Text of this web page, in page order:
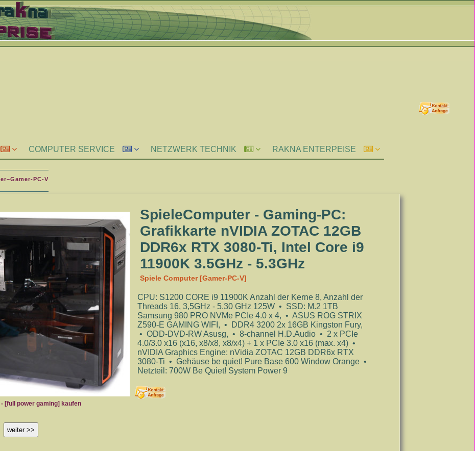
COMPUTER SERVICE NETZWERK TECHNIK RAKNA ENTERPEISE
PC-V
[full power gaming] kaufen
weiter >>
SpieleComputer - Gaming-PC:
Grafikkarte nVIDIA ZOTAC 12GB
DDR6x RTX 3080-Ti, Intel Core i9
11900K 3.5GHz - 5.3GHz
Spiele Computer [Gamer-PC-V]
CPU: S1200 CORE i9 11900K Anzahl der Kerne 8, Anzahl der
Threads 16, 3,5GHz - 5.30 GHz 125W • SSD: M.2 1TB
Samsung 980 PRO NVMe PCIe 4.0 x 4, • ASUS ROG STRIX
Z590-E GAMING WIFI, • DDR4 3200 2x 16GB Kingston Fury,
• ODD-DVD-RW Asusg, • 8-channel H.D.Audio • 2 x PCIe
4.0/3.0 x16 (x16, x8/x8, x8/x4) + 1 x PCIe 3.0 x16 (max. x4) •
nVIDIA Graphics Engine: nVidia ZOTAC 12GB DDR6x RTX
3080-Ti • Gehäuse be quiet! Pure Base 600 Window Orange •
Netzteil: 700W Be Quiet! System Power 9